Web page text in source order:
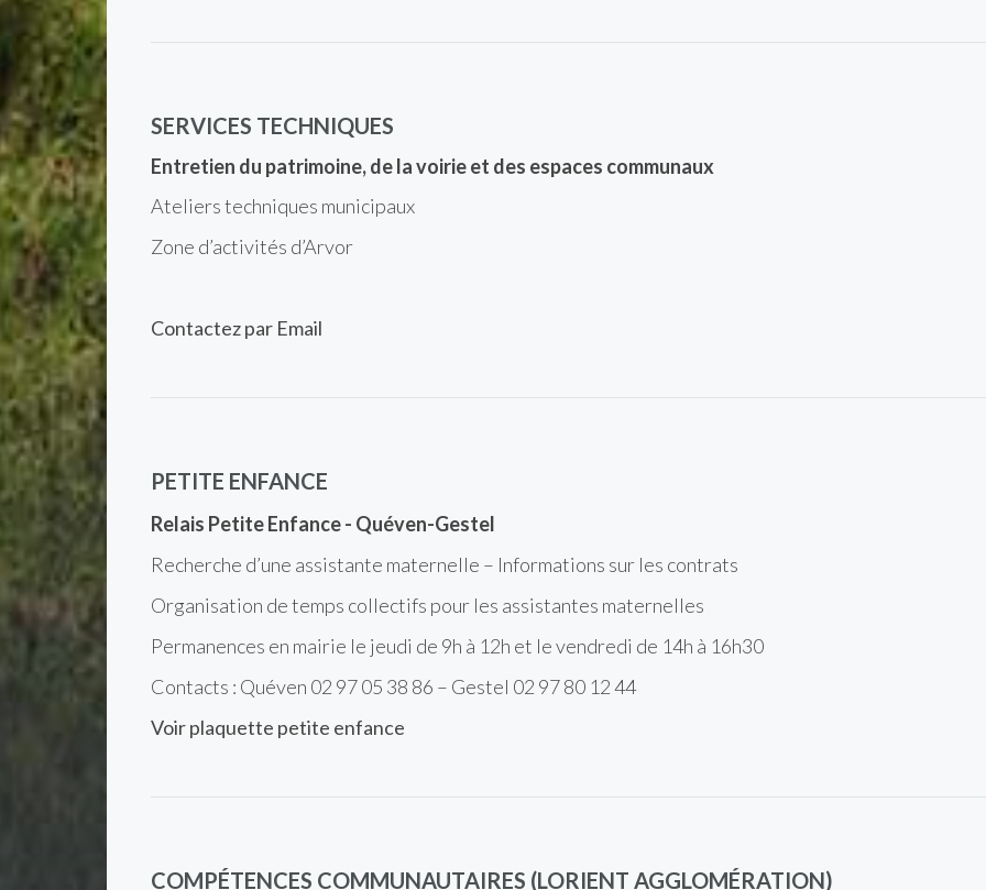
SERVICES TECHNIQUES
Entretien du patrimoine, de la voirie et des espaces communaux
Ateliers techniques municipaux
Zone d’activités d’Arvor
Contactez par Email
PETITE ENFANCE
Relais Petite Enfance - Quéven-Gestel
Recherche d’une assistante maternelle – Informations sur les contrats
Organisation de temps collectifs pour les assistantes maternelles
Permanences en mairie le jeudi de 9h à 12h et le vendredi de 14h à 16h30
Contacts : Quéven 02 97 05 38 86 – Gestel 02 97 80 12 44
Voir plaquette petite enfance
COMPÉTENCES COMMUNAUTAIRES (LORIENT AGGLOMÉRATION)